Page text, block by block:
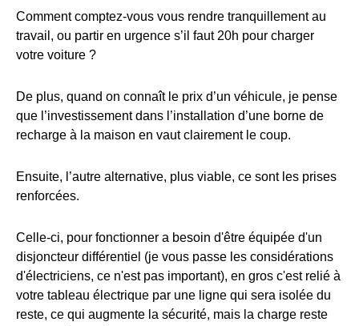
Comment comptez-vous vous rendre tranquillement au
travail, ou partir en urgence s’il faut 20h pour charger
votre voiture ?
De plus, quand on connaît le prix d’un véhicule, je pense
que l’investissement dans l’installation d’une borne de
recharge à la maison en vaut clairement le coup.
Ensuite, l’autre alternative, plus viable, ce sont les prises
renforcées.
Celle-ci, pour fonctionner a besoin d'être équipée d'un
disjoncteur différentiel (je vous passe les considérations
d'électriciens, ce n'est pas important), en gros c'est relié à
votre tableau électrique par une ligne qui sera isolée du
reste, ce qui augmente la sécurité, mais la charge reste